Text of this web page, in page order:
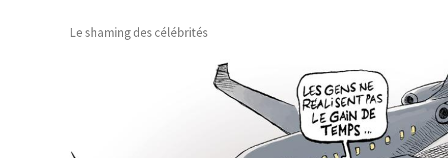
Le shaming des célébrités